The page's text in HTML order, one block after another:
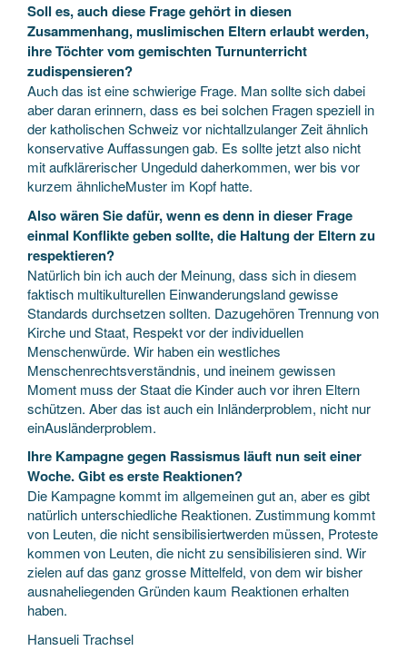
Soll es, auch diese Frage gehört in diesen
Zusammenhang, muslimischen Eltern erlaubt werden,
ihre Töchter vom gemischten Turnunterricht
zudispensieren?
Auch das ist eine schwierige Frage. Man sollte sich dabei
aber daran erinnern, dass es bei solchen Fragen speziell in
der katholischen Schweiz vor nichtallzulanger Zeit ähnlich
konservative Auffassungen gab. Es sollte jetzt also nicht
mit aufklärerischer Ungeduld daherkommen, wer bis vor
kurzem ähnlicheMuster im Kopf hatte.
Also wären Sie dafür, wenn es denn in dieser Frage
einmal Konflikte geben sollte, die Haltung der Eltern zu
respektieren?
Natürlich bin ich auch der Meinung, dass sich in diesem
faktisch multikulturellen Einwanderungsland gewisse
Standards durchsetzen sollten. Dazugehören Trennung von
Kirche und Staat, Respekt vor der individuellen
Menschenwürde. Wir haben ein westliches
Menschenrechtsverständnis, und ineinem gewissen
Moment muss der Staat die Kinder auch vor ihren Eltern
schützen. Aber das ist auch ein Inländerproblem, nicht nur
einAusländerproblem.
Ihre Kampagne gegen Rassismus läuft nun seit einer
Woche. Gibt es erste Reaktionen?
Die Kampagne kommt im allgemeinen gut an, aber es gibt
natürlich unterschiedliche Reaktionen. Zustimmung kommt
von Leuten, die nicht sensibilisiertwerden müssen, Proteste
kommen von Leuten, die nicht zu sensibilisieren sind. Wir
zielen auf das ganz grosse Mittelfeld, von dem wir bisher
ausnaheliegenden Gründen kaum Reaktionen erhalten
haben.
Hansueli Trachsel